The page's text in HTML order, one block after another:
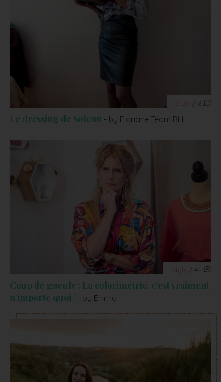
/ 6
Le dressing de Solenn - by Floriane Team BH
/ 41
Coup de gueule : La colorimétrie, c’est vraiment
n’importe quoi ! - by Emma